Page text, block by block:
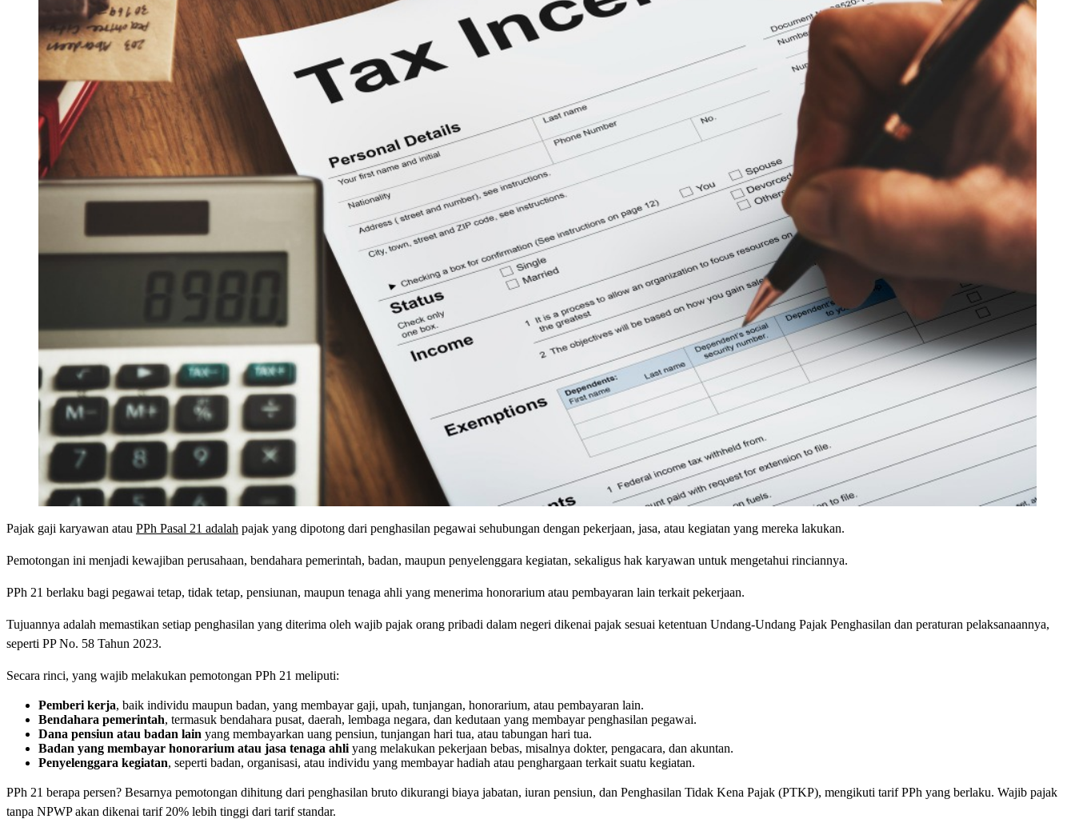
Pajak gaji karyawan atau PPh Pasal 21 adalah pajak yang dipotong dari penghasilan pegawai sehubungan dengan pekerjaan, jasa, atau kegiatan yang mereka lakukan.
Pemotongan ini menjadi kewajiban perusahaan, bendahara pemerintah, badan, maupun penyelenggara kegiatan, sekaligus hak karyawan untuk mengetahui rinciannya.
PPh 21 berlaku bagi pegawai tetap, tidak tetap, pensiunan, maupun tenaga ahli yang menerima honorarium atau pembayaran lain terkait pekerjaan.
Tujuannya adalah memastikan setiap penghasilan yang diterima oleh wajib pajak orang pribadi dalam negeri dikenai pajak sesuai ketentuan Undang-Undang Pajak Penghasilan dan peraturan pelaksanaannya,
seperti PP No. 58 Tahun 2023.
Secara rinci, yang wajib melakukan pemotongan PPh 21 meliputi:
Pemberi kerja, baik individu maupun badan, yang membayar gaji, upah, tunjangan, honorarium, atau pembayaran lain.
Bendahara pemerintah, termasuk bendahara pusat, daerah, lembaga negara, dan kedutaan yang membayar penghasilan pegawai.
Dana pensiun atau badan lain yang membayarkan uang pensiun, tunjangan hari tua, atau tabungan hari tua.
Badan yang membayar honorarium atau jasa tenaga ahli yang melakukan pekerjaan bebas, misalnya dokter, pengacara, dan akuntan.
Penyelenggara kegiatan, seperti badan, organisasi, atau individu yang membayar hadiah atau penghargaan terkait suatu kegiatan.
PPh 21 berapa persen? Besarnya pemotongan dihitung dari penghasilan bruto dikurangi biaya jabatan, iuran pensiun, dan Penghasilan Tidak Kena Pajak (PTKP), mengikuti tarif PPh yang berlaku. Wajib pajak
tanpa NPWP akan dikenai tarif 20% lebih tinggi dari tarif standar.